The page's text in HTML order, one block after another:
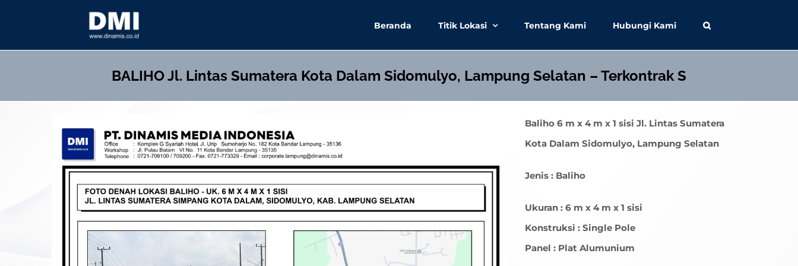
content
Beranda Titik Lokasi Tentang Kami Hubungi Kami
BALIHOJl. Lintas Sumatera Kota Dalam Sidomulyo, Lampung Selatan – Terkontrak S
Baliho 6 m x 4 m x 1 sisi Jl. Lintas Sumatera
Kota Dalam Sidomulyo, Lampung Selatan
Jenis : Baliho
Ukuran : 6 m x 4 m x 1 sisi
Konstruksi : Single Pole
Panel : Plat Alumunium